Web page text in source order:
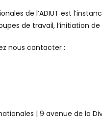
de l’ADIUT est
de travail, l’initiation
nous contacter :
| 9 avenue de la